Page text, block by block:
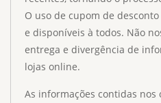
O uso de cupom de
e disponíveis à todos. Não
entrega e divergência de
lojas online.
As informações contidas nos